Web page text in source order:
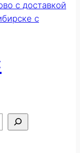
с доставкой
с